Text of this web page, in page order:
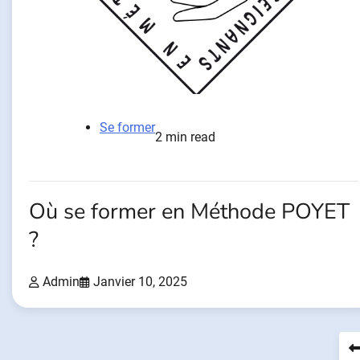
Se former
2 min read
Où se former en Méthode POYET
?
Admin Janvier 10, 2025